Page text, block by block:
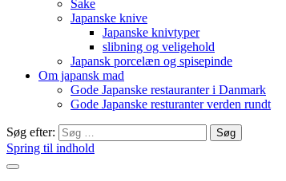
Sake
Japanske knive
Japanske knivtyper
slibning og veligehold
Japansk porcelæn og spisepinde
Om japansk mad
Gode Japanske restauranter i Danmark
Gode Japanske resturanter verden rundt
Søg efter:
Spring til indhold